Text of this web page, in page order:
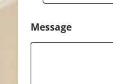
Message